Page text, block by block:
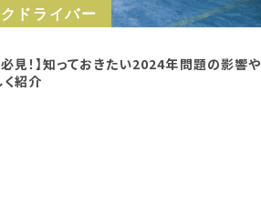
ドライバー
見！】知っておきたい2024年問題の影響や
紹介